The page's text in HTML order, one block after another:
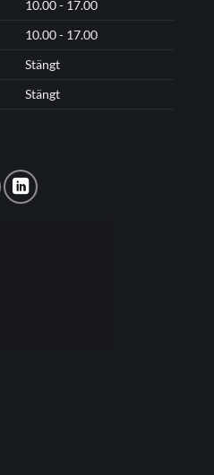
10.00 - 17.00
10.00 - 17.00
Stängt
Stängt